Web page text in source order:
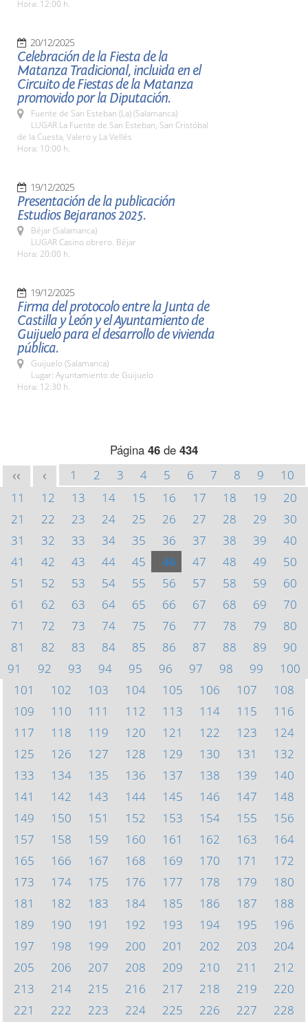
Hora: 12:00 h.
20/12/2025
Celebración de la Fiesta de la
Matanza Tradicional, incluida en el
Circuito de Fiestas de la Matanza
promovido por la Diputación.
Fuente de San Esteban (La) (Salamanca)
LUGAR La Fuente de San Esteban, San Cristóbal
de la Cuesta, Valero y La Vellés
Hora: 10:00 h.
19/12/2025
Presentación de la publicación
Estudios Bejaranos 2025.
Béjar (Salamanca)
LUGAR Casino obrero. Béjar
Hora: 20:00 h.
19/12/2025
Firma del protocolo entre la Junta de
Castilla y León y el Ayuntamiento de
Guijuelo para el desarrollo de vivienda
pública.
Guijuelo (Salamanca)
Lugar: Ayuntamiento de Guijuelo
Hora: 12:30 h.
Página 46 de 434
<< < 1 2 3 4 5 6 7 8 9
10
11
12 13 14 15 16 17 18 19
20
21
22 23 24 25 26 27 28 29
30
31
32 33 34 35 36 37 38 39
40
41
42 43 44 45 46 47 48 49
50
51
52 53 54 55 56 57 58 59
60
61
62 63 64 65 66 67 68 69
70
71
72 73 74 75 76 77 78 79
80
81
82 83 84 85 86 87 88 89
90
91
92 93 94 95 96 97 98 99
100
101
102 103 104 105 106 107
108
109
110 111 112 113 114 115
116
117
118 119 120 121 122 123
124
125
126 127 128 129 130 131
132
133
134 135 136 137 138 139
140
141
142 143 144 145 146 147
148
149
150 151 152 153 154 155
156
157
158 159 160 161 162 163
164
165
166 167 168 169 170 171
172
173
174 175 176 177 178 179
180
181
182 183 184 185 186 187
188
189
190 191 192 193 194 195
196
197
198 199 200 201 202 203
204
205
206 207 208 209 210 211
212
213
214 215 216 217 218 219
220
221
222 223 224 225 226 227
228